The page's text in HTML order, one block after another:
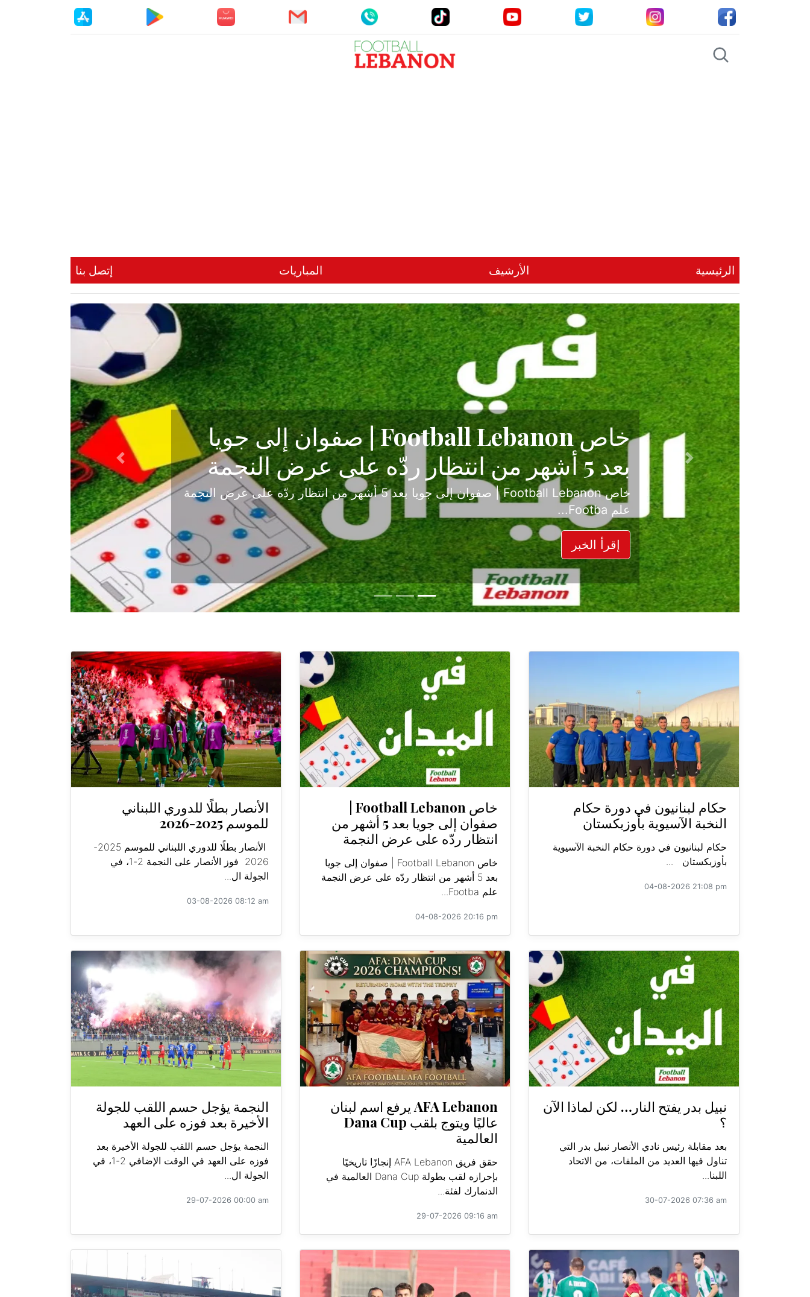
الرئيسية الأرشيف المباريات إتصل بنا
حكاية نجاح تبدأ من جبل محسن وتنتهي في
الدرجة الأولى
بعد موسم حافل بالإثارة والصراع في دوري الدرجة الثانية، نجح الإخاء الأهلي عاليه في
حسم ل...
إقرأ الخبر
Previous
Next
حكام لبنانيون في دورة حكام
النخبة الآسيوية بأوزبكستان
حكام لبنانيون في دورة حكام النخبة الآسيوية
بأوزبكستان ...
04-08-2026 21:08 pm
صفوان إلى جويا بعد 5 أشهر من
انتظار ردّه على عرض النجمة
خاص Football Lebanon | صفوان إلى جويا
بعد 5 أشهر من انتظار ردّه على عرض النجمة
علم Footba...
04-08-2026 20:16 pm
الأنصار بطلًا للدوري اللبناني
للموسم 2025-2026
الأنصار بطلًا للدوري اللبناني للموسم 2025-
2026 فوز الأنصار على النجمة 2-1، في
الجولة ال...
03-08-2026 08:12 am
نبيل بدر يفتح النار… لكن لماذا الآن
؟
بعد مقابلة رئيس نادي الأنصار نبيل بدر التي
تناول فيها العديد من الملفات، من الاتحاد
اللبنا...
30-07-2026 07:36 am
AFA Lebanon يرفع اسم لبنان
عاليًا ويتوج بلقب Dana Cup
العالمية
حقق فريق AFA Lebanon إنجازًا تاريخيًا
بإحرازه لقب بطولة Dana Cup العالمية في
الدنمارك لفئة...
29-07-2026 09:16 am
النجمة يؤجل حسم اللقب للجولة
الأخيرة بعد فوزه على العهد
النجمة يؤجل حسم اللقب للجولة الأخيرة بعد
فوزه على العهد في الوقت الإضافي 2-1، في
الجولة ال...
29-07-2026 00:00 am